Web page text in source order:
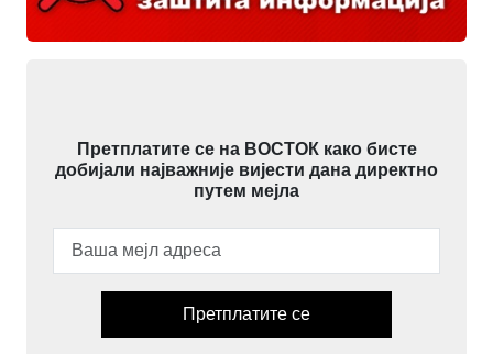
Претплатите се на ВОСТОК како бисте
добијали најважније вијести дана директно
путем мејла
Претплатите се